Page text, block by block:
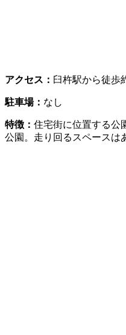
アクセス： 臼杵駅から徒歩
駐車場： なし
特徴： 住宅街に位置する公
公園。走り回るスペースは